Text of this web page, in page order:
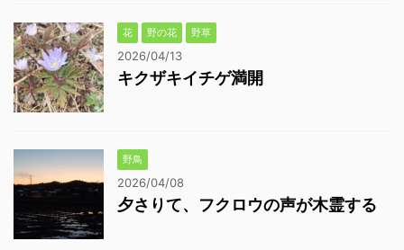
花 野の花 野草
2026/04/13
キクザキイチゲ満開
野鳥
2026/04/08
夕さりて、フクロウの声が木霊する